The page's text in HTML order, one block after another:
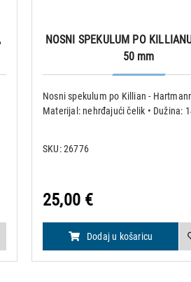
NOSNI SPEKULUM PO
50 mm
Nosni spekulum po Killian -
Materijal: nehrđajući čelik • Dužina:
SKU: 26776
25,00 €
Dodaj u košaricu